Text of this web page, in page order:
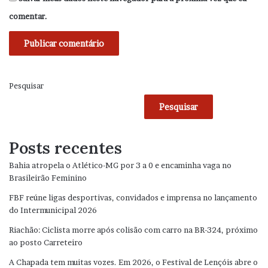
comentar.
Pesquisar
Pesquisar
Posts recentes
Bahia atropela o Atlético-MG por 3 a 0 e encaminha vaga no
Brasileirão Feminino
FBF reúne ligas desportivas, convidados e imprensa no lançamento
do Intermunicipal 2026
Riachão: Ciclista morre após colisão com carro na BR-324, próximo
ao posto Carreteiro
A Chapada tem muitas vozes. Em 2026, o Festival de Lençóis abre o